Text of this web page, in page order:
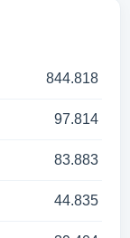
844.818
97.814
83.883
44.835